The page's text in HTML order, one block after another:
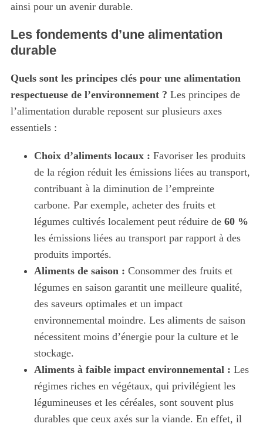
ainsi pour un avenir durable.
Les fondements d’une alimentation
durable
Quels sont les principes clés pour une alimentation
respectueuse de l’environnement ? Les principes de
l’alimentation durable reposent sur plusieurs axes
essentiels :
Choix d’aliments locaux : Favoriser les produits
de la région réduit les émissions liées au transport,
contribuant à la diminution de l’empreinte
carbone. Par exemple, acheter des fruits et
légumes cultivés localement peut réduire de 60 %
les émissions liées au transport par rapport à des
produits importés.
Aliments de saison : Consommer des fruits et
légumes en saison garantit une meilleure qualité,
des saveurs optimales et un impact
environnemental moindre. Les aliments de saison
nécessitent moins d’énergie pour la culture et le
stockage.
Aliments à faible impact environnemental : Les
régimes riches en végétaux, qui privilégient les
légumineuses et les céréales, sont souvent plus
durables que ceux axés sur la viande. En effet, il